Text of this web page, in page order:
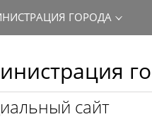
сайт
ГОРОДА